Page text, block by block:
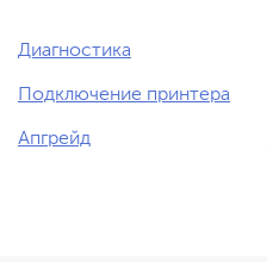
Диагностика
Подключение принтера
Апгрейд